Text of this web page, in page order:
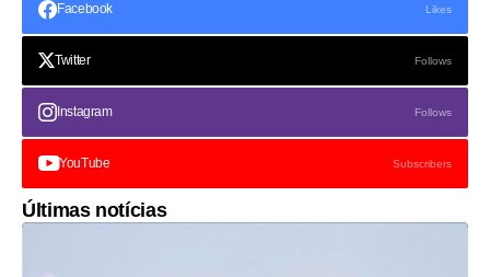
Facebook Likes
Twitter Follows
Instagram Follows
YouTube Subscribers
Últimas notícias